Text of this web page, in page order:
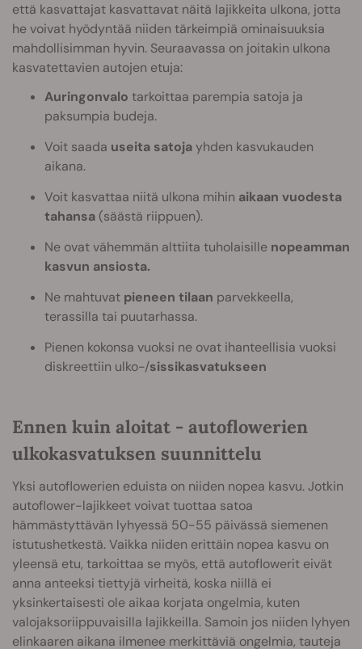
että kasvattajat kasvattavat näitä lajikkeita ulkona, jotta
he voivat hyödyntää niiden tärkeimpiä ominaisuuksia
mahdollisimman hyvin. Seuraavassa on joitakin ulkona
kasvatettavien autojen etuja:
Auringonvalo tarkoittaa parempia satoja ja
paksumpia budeja.
Voit saada useita satojayhden kasvukauden
aikana.
Voit kasvattaa niitä ulkona mihin aikaan vuodesta
tahansa (säästä riippuen).
Ne ovat vähemmän alttiita tuholaisille nopeamman
kasvun ansiosta.
Ne mahtuvat pieneen tilaan parvekkeella,
terassilla tai puutarhassa.
Pienen kokonsa vuoksi ne ovat ihanteellisia vuoksi
diskreettiin ulko-/sissikasvatukseen
Ennen kuin aloitat - autoflowerien
ulkokasvatuksen suunnittelu
Yksi autoflowerien eduista on niiden nopea kasvu. Jotkin
autoflower-lajikkeet voivat tuottaa satoa
hämmästyttävän lyhyessä 50-55 päivässä siemenen
istutushetkestä. Vaikka niiden erittäin nopea kasvu on
yleensä etu, tarkoittaa se myös, että autoflowerit eivät
anna anteeksi tiettyjä virheitä, koska niillä ei
yksinkertaisesti ole aikaa korjata ongelmia, kuten
valojaksoriippuvaisilla lajikkeilla. Samoin jos niiden lyhyen
elinkaaren aikana ilmenee merkittäviä ongelmia, tauteja